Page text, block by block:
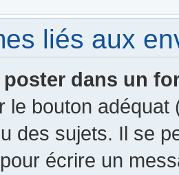
liés aux
dans un
le bouton
des sujets. Il se
écrire un